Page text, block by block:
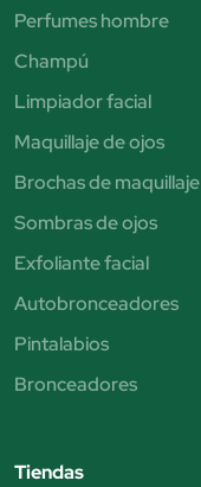
Perfumes hombre
Champú
Limpiador facial
Maquillaje de ojos
Brochas de maquillaje
Sombras de ojos
Exfoliante facial
Autobronceadores
Pintalabios
Bronceadores
Tiendas